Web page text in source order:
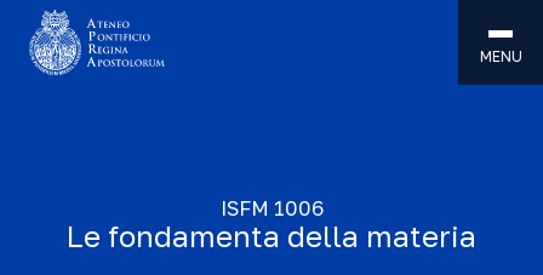
MENU
ISFM 1006
Le fondamenta della materia